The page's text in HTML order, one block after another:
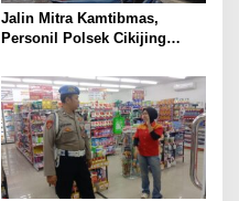
Jalin Mitra Kamtibmas,
Personil Polsek Cikijing
Pengendara Ojek Pangkalan